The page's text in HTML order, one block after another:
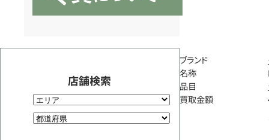
店舗検索
ブランド
名称
品目
買取金額